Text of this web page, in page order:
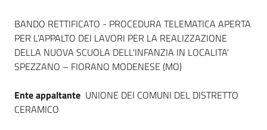
Dati del bando
BANDO RETTIFICATO - PROCEDURA TELEMATICA APERTA
PER L’APPALTO DEI LAVORI PER LA REALIZZAZIONE
DELLA NUOVA SCUOLA DELL'INFANZIA IN LOCALITA'
SPEZZANO – FIORANO MODENESE (MO)
Ente appaltante UNIONE DEI COMUNI DEL DISTRETTO
CERAMICO